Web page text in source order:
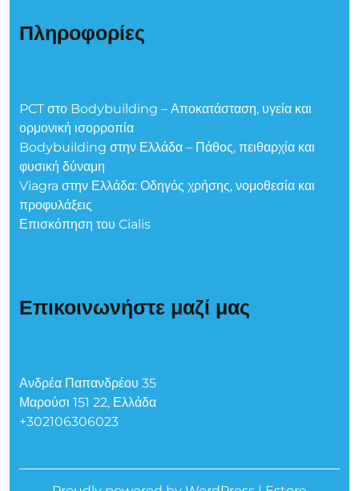
Πληροφορίες
PCT στο Bodybuilding – Αποκατάσταση, υγεία και
ορμονική ισορροπία
Bodybuilding στην Ελλάδα – Πάθος, πειθαρχία και
φυσική δύναμη
Viagra στην Ελλάδα: Οδηγός χρήσης, νομοθεσία και
προφυλάξεις
Επισκόπηση του Cialis
Επικοινωνήστε μαζί μας
Ανδρέα Παπανδρέου 35
Μαρούσι 151 22, Ελλάδα
+302106306023